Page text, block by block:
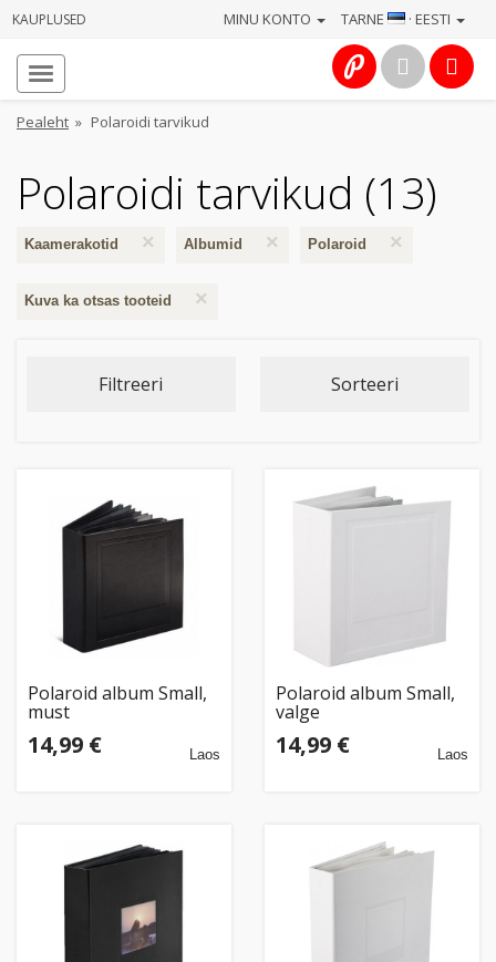
KAUPLUSED TARNE · EESTI
MINU KONTO
Pealeht » Polaroidi tarvikud
Polaroidi tarvikud (13)
×
Kaamerakotid ×
Albumid ×
Polaroid
×
Kuva ka otsas tooteid
Filtreeri Sorteeri
Polaroid album Small,
must
14,99 € Laos
Polaroid album Small,
valge
14,99 € Laos
Info
Sport
Mänguasjad
Auto